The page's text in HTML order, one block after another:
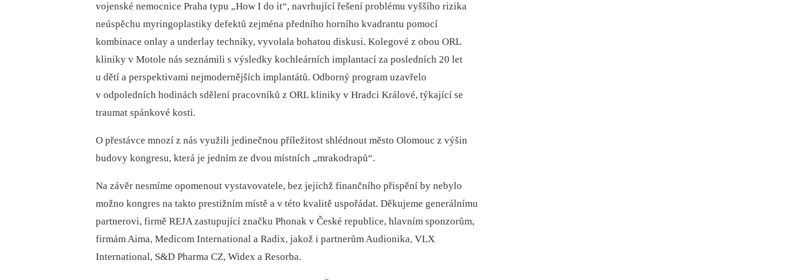
vojenské nemocnice Praha typu „How I do it“, navrhující řešení problému vyššího rizika
neúspěchu myringoplastiky defektů zejména předního horního kvadrantu pomocí
kombinace onlay a underlay techniky, vyvolala bohatou diskusi. Kolegové z obou ORL
kliniky v Motole nás seznámili s výsledky kochleárních implantací za posledních 20 let
u dětí a perspektivami nejmodernějších implantátů. Odborný program uzavřelo
v odpoledních hodinách sdělení pracovníků z ORL kliniky v Hradci Králové, týkající se
traumat spánkové kosti.
O přestávce mnozí z nás využili jedinečnou příležitost shlédnout město Olomouc z výšin
budovy kongresu, která je jedním ze dvou místních „mrakodrapů“.
Na závěr nesmíme opomenout vystavovatele, bez jejichž finančního přispění by nebylo
možno kongres na takto prestižním místě a v této kvalitě uspořádat. Děkujeme generálnímu
partnerovi, firmě REJA zastupující značku Phonak v České republice, hlavním sponzorům,
firmám Aima, Medicom International a Radix, jakož i partnerům Audionika, VLX
International, S&D Pharma CZ, Widex a Resorba.